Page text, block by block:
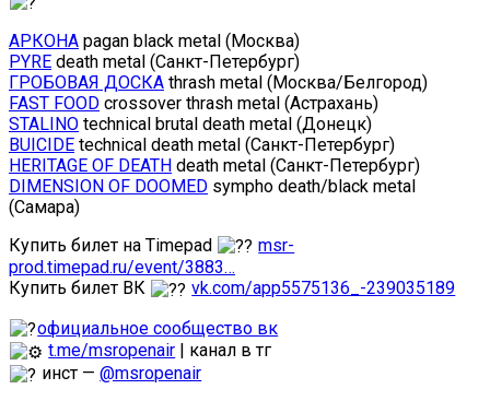
АРКОНА pagan black metal (Москва)
PYRE death metal (Санкт-Петербург)
ГРОБОВАЯ ДОСКА thrash metal (Москва/Белгород)
FAST FOOD crossover thrash metal (Астрахань)
STALINO technical brutal death metal (Донецк)
BUICIDE technical death metal (Санкт-Петербург)
HERITAGE OF DEATH death metal (Санкт-Петербург)
DIMENSION OF DOOMED sympho death/black metal
(Самара)
Купить билет на Timepad
msr-
prod.timepad.ru/event/3883…
Купить билет ВК
vk.com/app5575136_-239035189
официальное сообщество вк
t.me/msropenair | канал в тг
инст —@msropenair